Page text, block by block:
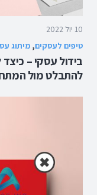
טיפים לעסקים, מיתוג
10 יול 2022
בידול עסקי –
להתבלט מול